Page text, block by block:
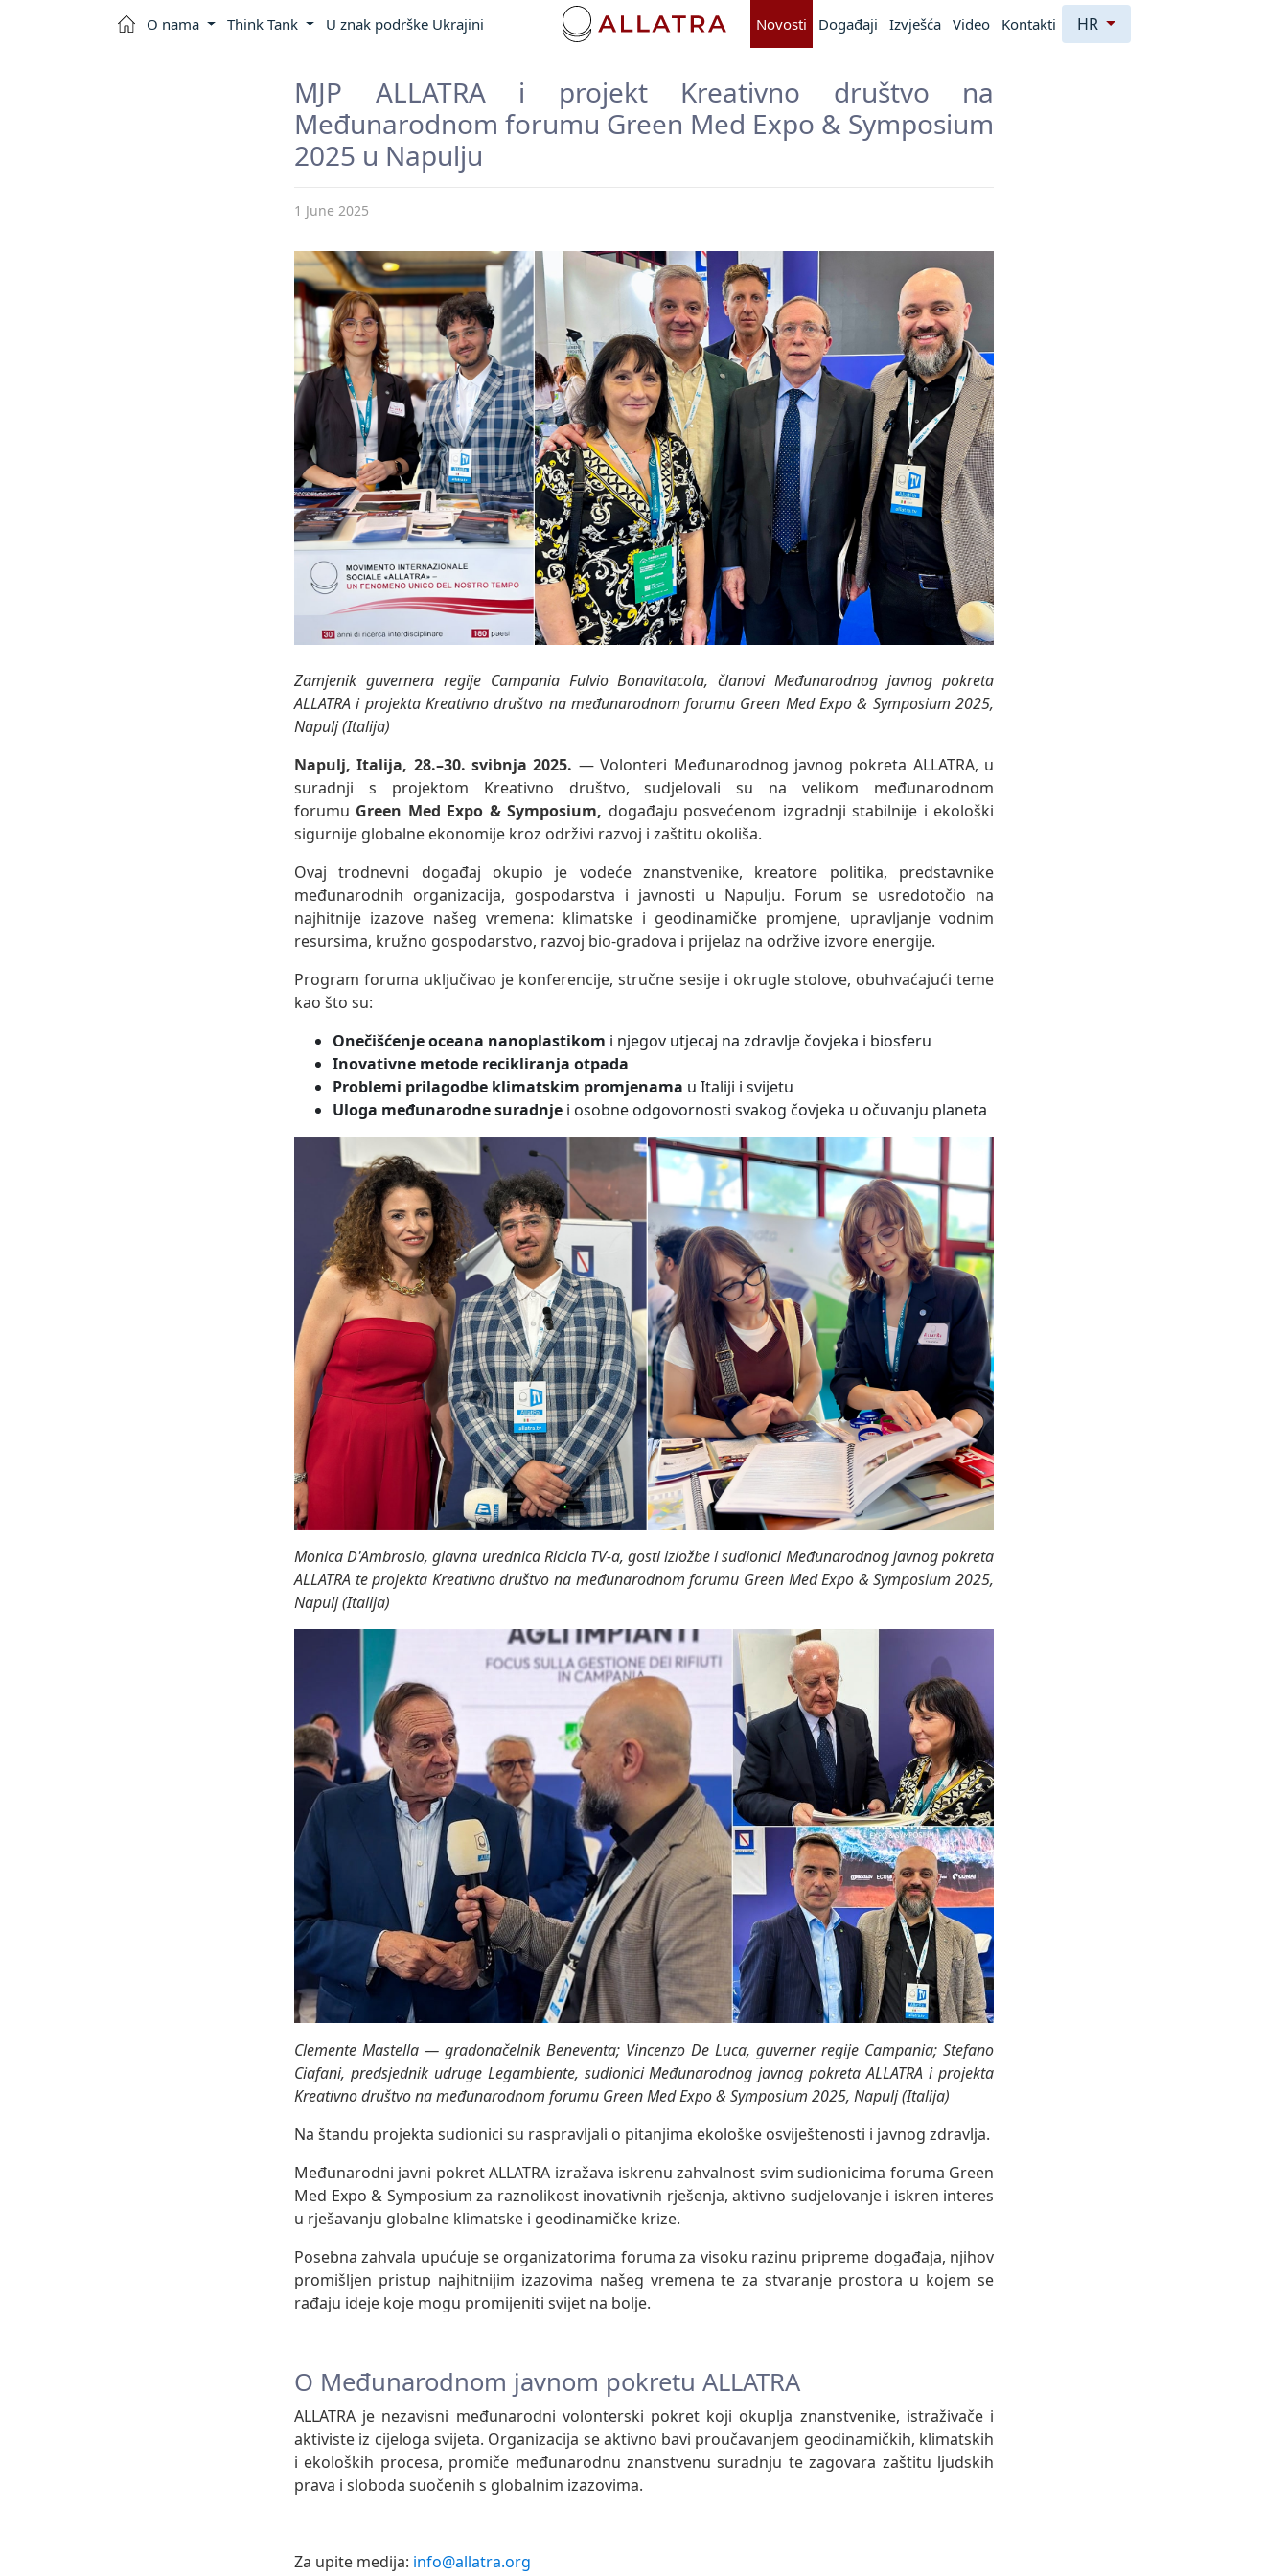
O nama Think Tank U znak podrške Ukrajini Novosti Događaji Izvješća Video Kontakti HR
MJP ALLATRA i projekt Kreativno društvo na
Međunarodnom forumu Green Med Expo & Symposium
2025 u Napulju
1 June 2025
Zamjenik guvernera regije Campania Fulvio Bonavitacola, članovi Međunarodnog javnog pokreta
ALLATRA i projekta Kreativno društvo na međunarodnom forumu Green Med Expo & Symposium 2025,
Napulj (Italija)
Napulj, Italija, 28.–30. svibnja 2025. — Volonteri Međunarodnog javnog pokreta ALLATRA, u
suradnji s projektom Kreativno društvo, sudjelovali su na velikom međunarodnom
forumu Green Med Expo & Symposium, događaju posvećenom izgradnji stabilnije i ekološki
sigurnije globalne ekonomije kroz održivi razvoj i zaštitu okoliša.
Ovaj trodnevni događaj okupio je vodeće znanstvenike, kreatore politika, predstavnike
međunarodnih organizacija, gospodarstva i javnosti u Napulju. Forum se usredotočio na
najhitnije izazove našeg vremena: klimatske i geodinamičke promjene, upravljanje vodnim
resursima, kružno gospodarstvo, razvoj bio-gradova i prijelaz na održive izvore energije.
Program foruma uključivao je konferencije, stručne sesije i okrugle stolove, obuhvaćajući teme
kao što su:
Onečišćenje oceana nanoplastikom i njegov utjecaj na zdravlje čovjeka i biosferu
Inovativne metode recikliranja otpada
Problemi prilagodbe klimatskim promjenama u Italiji i svijetu
Uloga međunarodne suradnje i osobne odgovornosti svakog čovjeka u očuvanju planeta
Monica D'Ambrosio, glavna urednica Ricicla TV-a, gosti izložbe i sudionici Međunarodnog javnog pokreta
ALLATRA te projekta Kreativno društvo na međunarodnom forumu Green Med Expo & Symposium 2025,
Napulj (Italija)
Clemente Mastella — gradonačelnik Beneventa; Vincenzo De Luca, guverner regije Campania; Stefano
Ciafani, predsjednik udruge Legambiente, sudionici Međunarodnog javnog pokreta ALLATRA i projekta
Kreativno društvo na međunarodnom forumu Green Med Expo & Symposium 2025, Napulj (Italija)
Na štandu projekta sudionici su raspravljali o pitanjima ekološke osviještenosti i javnog zdravlja.
Međunarodni javni pokret ALLATRA izražava iskrenu zahvalnost svim sudionicima foruma Green
Med Expo & Symposium za raznolikost inovativnih rješenja, aktivno sudjelovanje i iskren interes
u rješavanju globalne klimatske i geodinamičke krize.
Posebna zahvala upućuje se organizatorima foruma za visoku razinu pripreme događaja, njihov
promišljen pristup najhitnijim izazovima našeg vremena te za stvaranje prostora u kojem se
rađaju ideje koje mogu promijeniti svijet na bolje.
O Međunarodnom javnom pokretu ALLATRA
ALLATRA je nezavisni međunarodni volonterski pokret koji okuplja znanstvenike, istraživače i
aktiviste iz cijeloga svijeta. Organizacija se aktivno bavi proučavanjem geodinamičkih, klimatskih
i ekoloških procesa, promiče međunarodnu znanstvenu suradnju te zagovara zaštitu ljudskih
prava i sloboda suočenih s globalnim izazovima.
Za upite medija: info@allatra.org